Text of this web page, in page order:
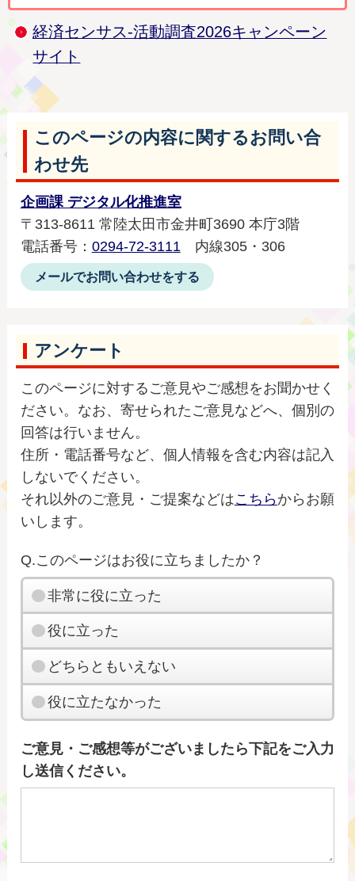
経済センサス-活動調査2026キャンペーン
サイト
このページの内容に関するお問い合
わせ先
企画課 デジタル化推進室
〒313-8611 常陸太田市金井町3690 本庁3階
電話番号： 0294-72-3111内線305・306
メールでお問い合わせをする
アンケート
このページに対するご意見やご感想をお聞かせく
ださい。なお、寄せられたご意見などへ、個別の
回答は行いません。
住所・電話番号など、個人情報を含む内容は記入
しないでください。
それ以外のご意見・ご提案などはこちらからお願
いします。
Q.このページはお役に立ちましたか？
非常に役に立った
役に立った
どちらともいえない
役に立たなかった
ご意見・ご感想等がございましたら下記をご入力
し送信ください。